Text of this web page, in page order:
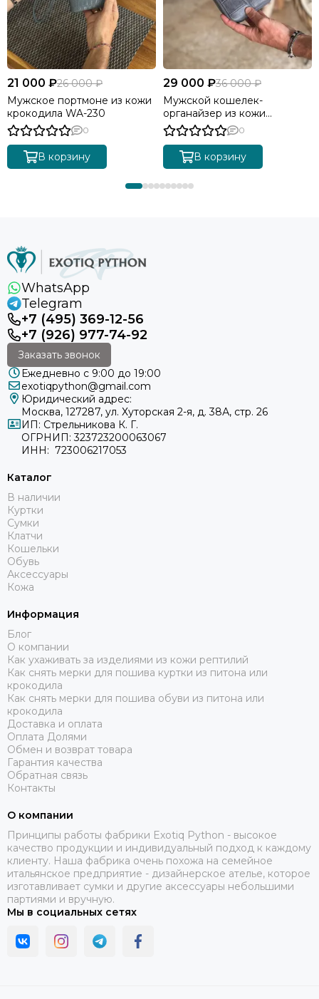
21 000 ₽26 000 ₽
Мужское портмоне из кожи
крокодила WA-230
0
В корзину
29 000 ₽36 000 ₽
Мужской кошелек-
органайзер из кожи
крокодила WA-234
0
В корзину
WhatsApp
Telegram
+7 (495) 369-12-56
+7 (926) 977-74-92
Заказать звонок
Ежедневно с 9:00 до 19:00
exotiqpython@gmail.com
Юридический адрес:
Москва, 127287, ул. Хуторская 2-я, д. 38А, стр. 26
ИП: Стрельникова К. Г.
ОГРНИП: 323723200063067
ИНН: 723006217053
Каталог
В наличии
Куртки
Сумки
Клатчи
Кошельки
Обувь
Аксессуары
Кожа
Информация
Блог
О компании
Как ухаживать за изделиями из кожи рептилий
Как снять мерки для пошива куртки из питона или
крокодила
Как снять мерки для пошива обуви из питона или
крокодила
Доставка и оплата
Оплата Долями
Обмен и возврат товара
Гарантия качества
Обратная связь
Контакты
О компании
Принципы работы фабрики Exotiq Python - высокое
качество продукции и индивидуальный подход к каждому
клиенту. Наша фабрика очень похожа на семейное
итальянское предприятие - дизайнерское ателье, которое
изготавливает сумки и другие аксессуары небольшими
партиями и вручную.
Мы в социальных сетях